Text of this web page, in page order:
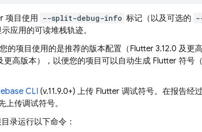
项目使用 --split-debug-info 标记（以及可选的
应用的可读堆栈轨迹。
您的项目使用的是推荐的版本配置（Flutter 3.12.0 及更
更高版本），以便您的项目可以自动生成 Flutter 符号
CLI (v.11.9.0+) 上传 Flutter 调试符号。在报告经
上传调试符号。
录运行以下命令：